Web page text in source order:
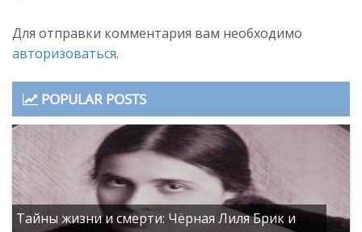
Для отправки комментария вам необходимо
авторизоваться.
POPULAR POSTS
Тайны жизни и смерти: Чёрная Лиля Брик и